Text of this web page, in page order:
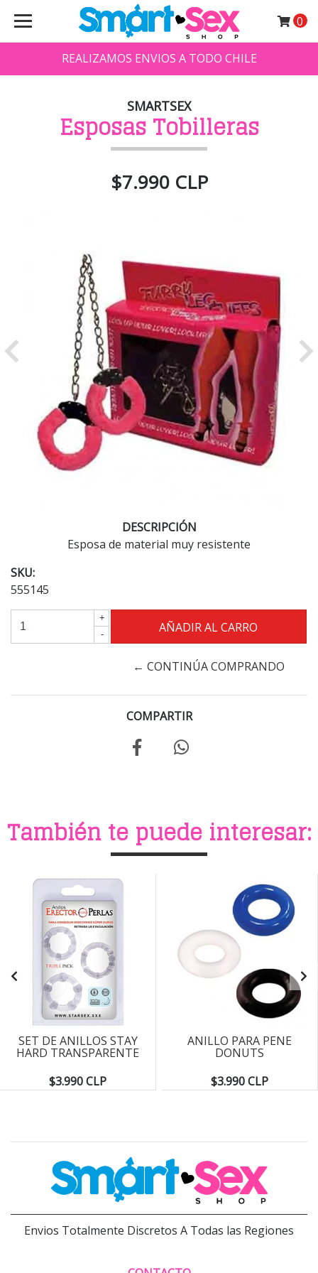
REALIZAMOS ENVIOS A TODO CHILE
0
SMARTSEX
Esposas Tobilleras
$7.990 CLP
Previous
DESCRIPCIÓN
Esposa de material muy resistente
SKU:
555145
+
-
← CONTINÚA COMPRANDO
COMPARTIR
También te puede interesar:
SET DE ANILLOS STAY
HARD TRANSPARENTE
$3.990 CLP
ANILLO PARA PENE
DONUTS
$3.990 CLP
Envios Totalmente Discretos A Todas las Regiones